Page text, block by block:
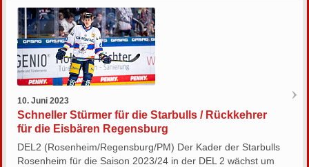
10. Juni 2023
Schneller Stürmer für die Starbulls / Rückkehrer
für die Eisbären Regensburg
DEL2 (Rosenheim/Regensburg/PM) Der Kader der Starbulls
Rosenheim für die Saison 2023/24 in der DEL 2 wächst um